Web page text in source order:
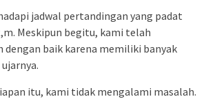
jadwal pertandingan yang padat
Meskipun begitu, kami telah
dengan baik karena memiliki banyak
itu, kami tidak mengalami masalah.